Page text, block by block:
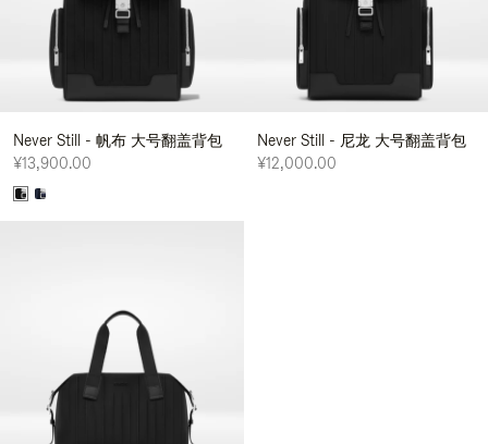
Never Still - 帆布 大号翻盖背包
¥13,900.00
Never Still - 尼龙 大号翻盖背包
¥12,000.00